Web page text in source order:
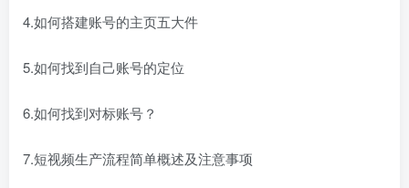
4.如何搭建账号的主页五大件
5.如何找到自己账号的定位
6.如何找到对标账号？
7.短视频生产流程简单概述及注意事项